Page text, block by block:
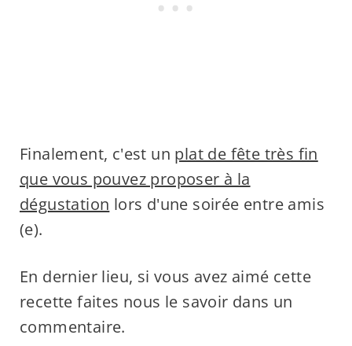
Finalement, c'est un plat de fête très fin
que vous pouvez proposer à la
dégustation lors d'une soirée entre amis
(e).
En dernier lieu, si vous avez aimé cette
recette faites nous le savoir dans un
commentaire.